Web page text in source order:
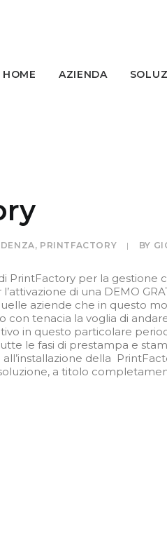
HOME AZIENDA
, PRINTFACTORY | BY
PrintFactory per la gestione
di una DEMO
aziende che in questo
con tenacia la voglia di
in questo particolare
le fasi di prestampa e
della
a titolo